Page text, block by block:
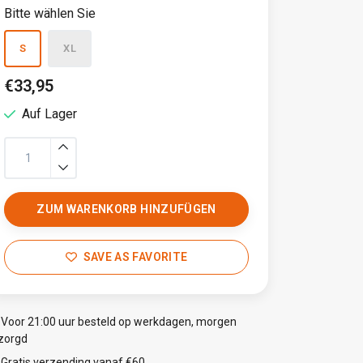
Bitte wählen Sie
S XL
€33,95
Auf Lager
ZUM WARENKORB HINZUFÜGEN
SAVE AS FAVORITE
Voor 21:00 uur besteld op werkdagen, morgen